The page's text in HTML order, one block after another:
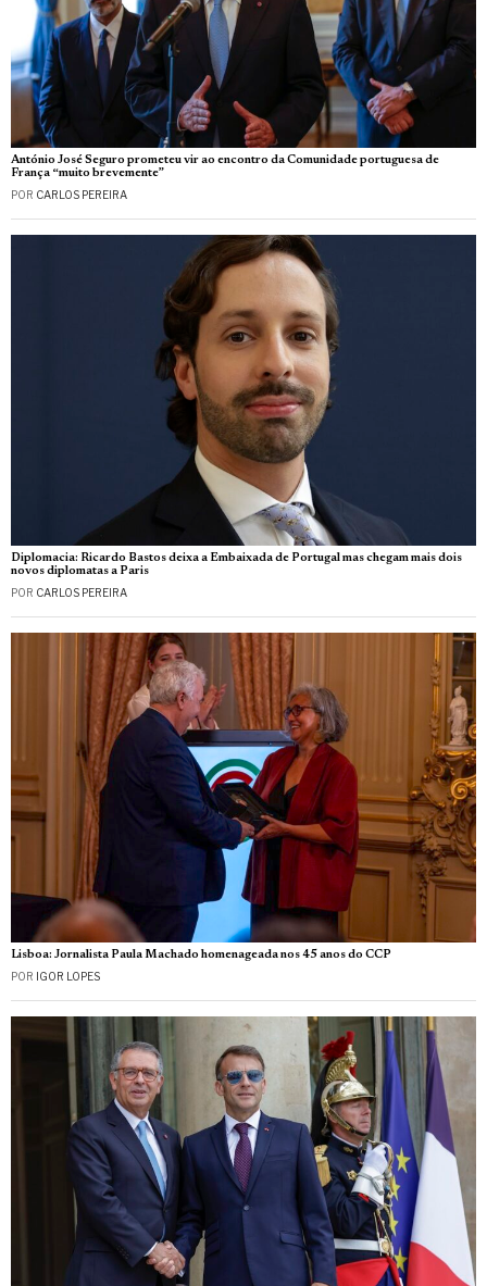
António José Seguro prometeu vir ao encontro da Comunidade portuguesa de
França “muito brevemente”
POR CARLOS PEREIRA
Diplomacia: Ricardo Bastos deixa a Embaixada de Portugal mas chegam mais dois
novos diplomatas a Paris
POR CARLOS PEREIRA
Lisboa: Jornalista Paula Machado homenageada nos 45 anos do CCP
POR IGOR LOPES